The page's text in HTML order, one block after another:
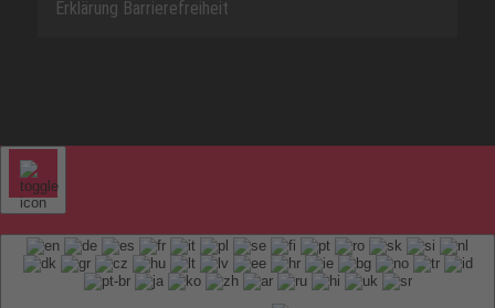
Erklärung Barrierefreiheit